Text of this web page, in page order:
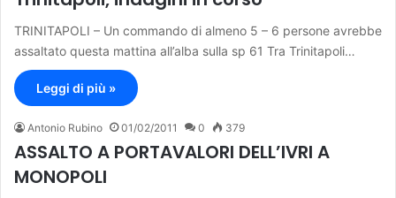
TRINITAPOLI – Un commando di almeno 5 – 6 persone avrebbe
assaltato questa mattina all’alba sulla sp 61 Tra Trinitapoli…
Leggi di più »
Antonio Rubino 01/02/2011 0 379
ASSALTO A PORTAVALORI DELL’IVRI A
MONOPOLI